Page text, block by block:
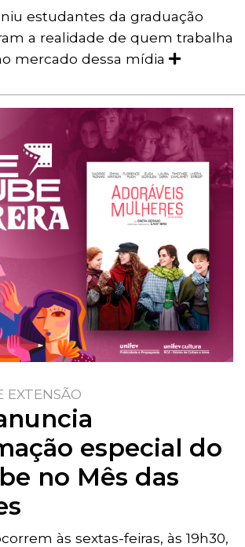
estudantes da graduação
a realidade de quem trabalha
mercado dessa mídia
EXTENSÃO
especial do
no Mês das
às sextas-feiras, às 19h30,